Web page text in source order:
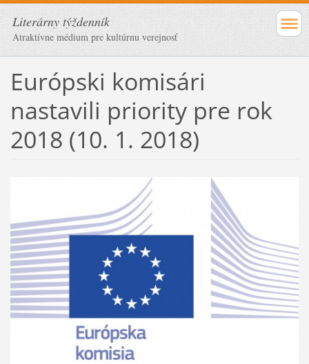
Literárny týždenník
Atraktívne médium pre kultúrnu verejnosť
Európski komisári
nastavili priority pre rok
2018 (10. 1. 2018)